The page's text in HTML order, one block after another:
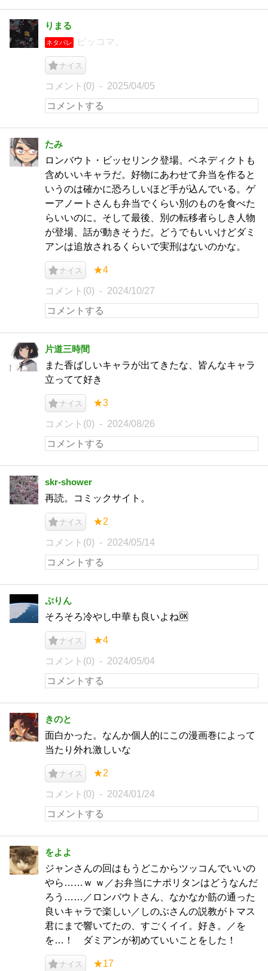
りまる
ネタバレ ピッコマ。
ナイス
コメント(0) 2025/04/05
たみ
ロンバウト・ビッセリンク登場。ベネディクトも
含めいいキャラだ。好物にあわせて弁当を作ると
いうのは確かに恐ろしいほど手が込んでいる。ゲ
ーアノートさんも弁当でくらい別のものを食べた
らいいのに。そして最後、別の転移者らしき人物
が登場、話が動きそうだ。どうでもいいけどダミ
アンは追放されるくらいで実刑はないのかな。
ナイス ★4
コメント(0) 2024/10/27
片道三時間
また香ばしいキャラが出てきたな、皆んなキャラ
立ってて好き
ナイス ★3
コメント(0) 2024/08/26
skr-shower
再読。コミックサイト。
ナイス ★2
コメント(0) 2024/05/14
ぷりん
そろそろ冷やし中華も良いよね🆗
ナイス ★4
コメント(0) 2024/05/04
きのと
面白かった。なんか個人的にこの漫画巻によって
当たり外れ激しいな
ナイス ★2
コメント(0) 2024/01/24
をよよ
ジャンさんの回はもうどこからツッコんでいいの
やら……ｗ ｗ／お弁当にナポリタンはどうなんだ
ろう……／ロンバウトさん、なかなか筋の通った
良いキャラで楽しい／しのぶさんの説教がトマス
君にまで響いてたの、すごくイイ。好き。／を
を…！ ダミアンが初めていいことをした！
ナイス ★17